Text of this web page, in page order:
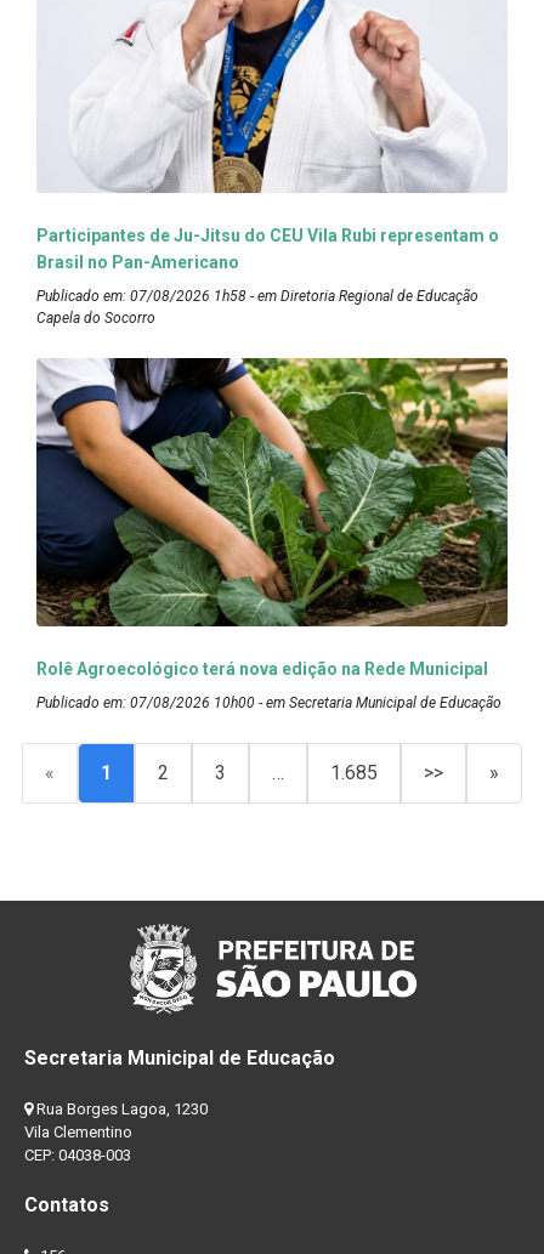
Participantes de Ju-Jitsu do CEU Vila Rubi representam o
Brasil no Pan-Americano
Publicado em: 07/08/2026 1h58 - em Diretoria Regional de Educação
Capela do Socorro
Rolê Agroecológico terá nova edição na Rede Municipal
Publicado em: 07/08/2026 10h00 - em Secretaria Municipal de Educação
« 1 2 3 … 1.685 >> »
Secretaria Municipal de Educação
Rua Borges Lagoa, 1230
Vila Clementino
CEP: 04038-003
Contatos